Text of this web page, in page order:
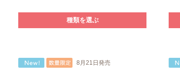
種類を選ぶ
8月21日発売